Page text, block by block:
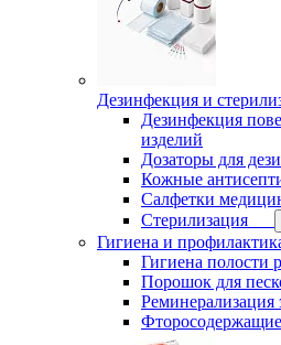
Дезинфекция и
Дезинфекция
изделий
Дозаторы для
Кожные
Салфетки
Стерилизация
Гигиена и
Гигиена полости
Порошок для
Реминерализация